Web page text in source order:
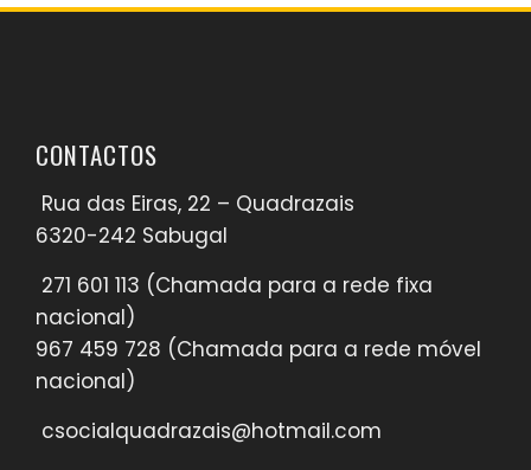
CONTACTOS
Rua das Eiras, 22 – Quadrazais
6320-242 Sabugal
271 601 113 (Chamada para a rede fixa
nacional)​
967 459 728 (Chamada para a rede móvel
nacional)​
csocialquadrazais@hotmail.com